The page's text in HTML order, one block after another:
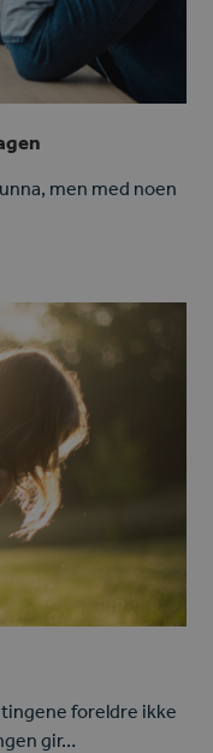
men med noen
foreldre ikke
gir…